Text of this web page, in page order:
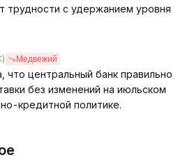
трудности с удержанием уровня
Медвежий
что центральный банк правильно
без изменений на июльском
кредитной политике.